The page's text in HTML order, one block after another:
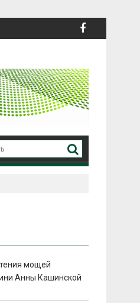
мощей
Анны Кашинской